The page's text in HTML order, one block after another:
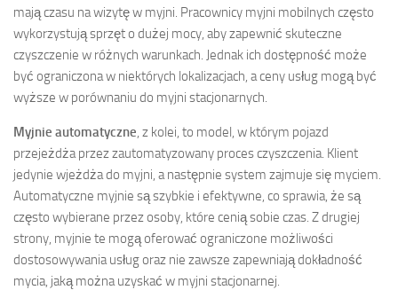
mają czasu na wizytę w myjni. Pracownicy myjni mobilnych często
wykorzystują sprzęt o dużej mocy, aby zapewnić skuteczne
czyszczenie w różnych warunkach. Jednak ich dostępność może
być ograniczona w niektórych lokalizacjach, a ceny usług mogą być
wyższe w porównaniu do myjni stacjonarnych.
Myjnie automatyczne, z kolei, to model, w którym pojazd
przejeżdża przez zautomatyzowany proces czyszczenia. Klient
jedynie wjeżdża do myjni, a następnie system zajmuje się myciem.
Automatyczne myjnie są szybkie i efektywne, co sprawia, że są
często wybierane przez osoby, które cenią sobie czas. Z drugiej
strony, myjnie te mogą oferować ograniczone możliwości
dostosowywania usług oraz nie zawsze zapewniają dokładność
mycia, jaką można uzyskać w myjni stacjonarnej.